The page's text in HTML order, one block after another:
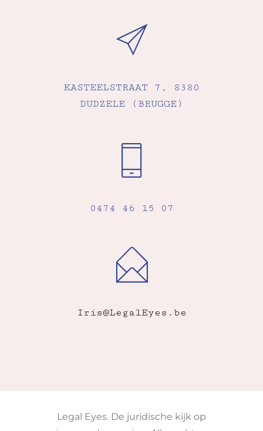
KASTEELSTRAAT 7, 8380
DUDZELE (BRUGGE)
0474 46 15 07
Iris@LegalEyes.be
Legal Eyes. De juridische kijk op